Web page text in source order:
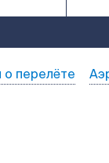
перелёте